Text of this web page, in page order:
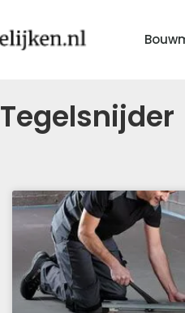
Tegelsnijder